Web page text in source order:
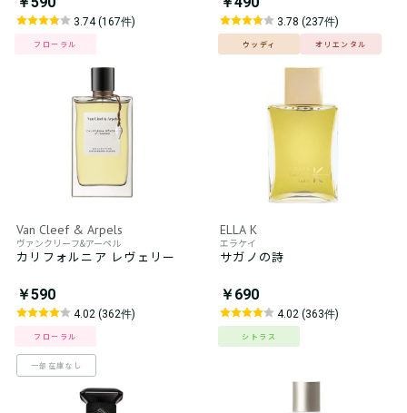
3.74 (167件)
フローラル
3.78 (237件)
ウッディ オリエンタル
Van Cleef & Arpels
ヴァンクリーフ&アーペル
カリフォルニア レヴェリー
￥590
4.02 (362件)
フローラル
一部在庫なし
ELLA K
エラケイ
サガノの詩
￥690
4.02 (363件)
シトラス